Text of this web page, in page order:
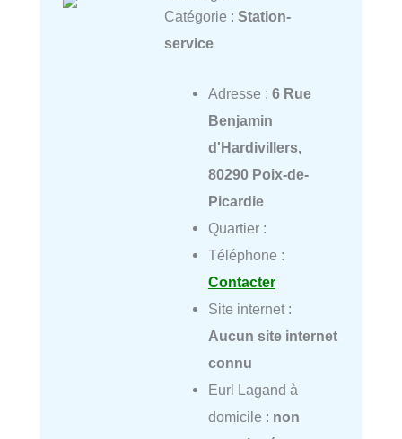
Catégorie : Station-
service
Adresse : 6 Rue
Benjamin
d'Hardivillers,
80290 Poix-de-
Picardie
Quartier :
Téléphone :
Contacter
Site internet :
Aucun site internet
connu
Eurl Lagand à
domicile : non